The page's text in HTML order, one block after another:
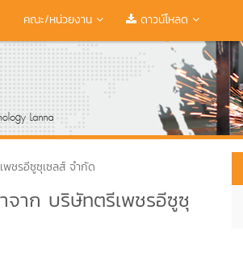
คณะ/หน่วยงาน ดาวน์โหลด
ชรอีซูซุเซลส์ จำกัด
าก บริษัทตรีเพชรอีซูซุ